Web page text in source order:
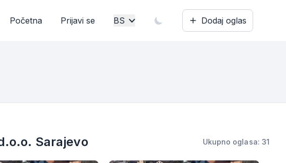
Početna Prijavi se BS Dodaj oglas
Sarajevo Ukupno oglasa: 31